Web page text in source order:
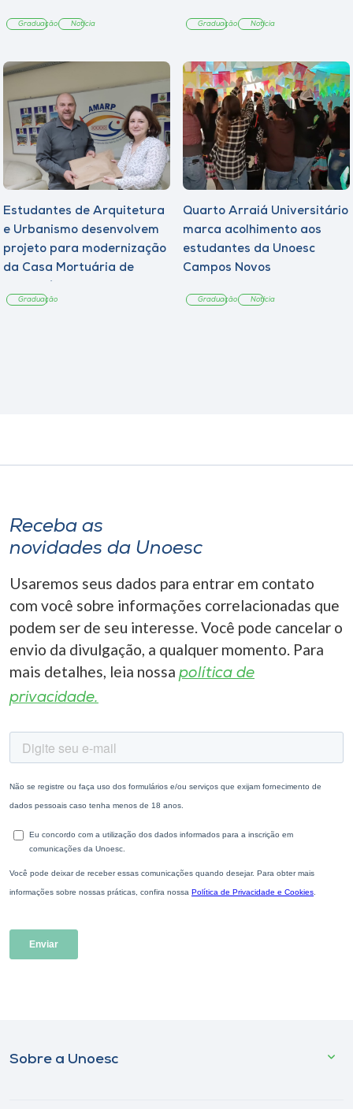
Graduação Notícia Graduação Notícia
Estudantes de Arquitetura
e Urbanismo desenvolvem
projeto para modernização
da Casa Mortuária de
Graduação
Quarto Arraiá Universitário
marca acolhimento aos
estudantes da Unoesc
Campos Novos
Graduação Notícia
Receba as
novidades da Unoesc
Usaremos seus dados para entrar em contato
com você sobre informações correlacionadas que
podem ser de seu interesse. Você pode cancelar o
envio da divulgação, a qualquer momento. Para
mais detalhes, leia nossa política de
privacidade.
Sobre a Unoesc